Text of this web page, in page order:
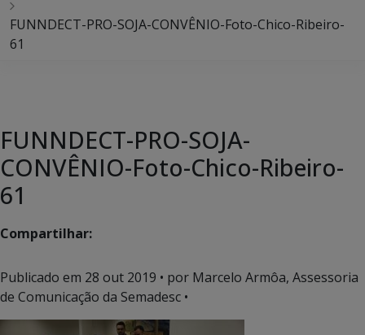
FUNNDECT-PRO-SOJA-CONVÊNIO-Foto-Chico-Ribeiro-
61
FUNNDECT-PRO-SOJA-
CONVÊNIO-Foto-Chico-Ribeiro-
61
Compartilhar:
Publicado em 28 out 2019 • por Marcelo Armôa, Assessoria
de Comunicação da Semadesc •